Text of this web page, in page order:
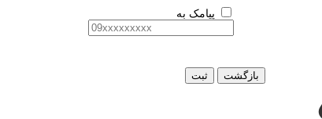
پیامک به
بازگشت ثبت